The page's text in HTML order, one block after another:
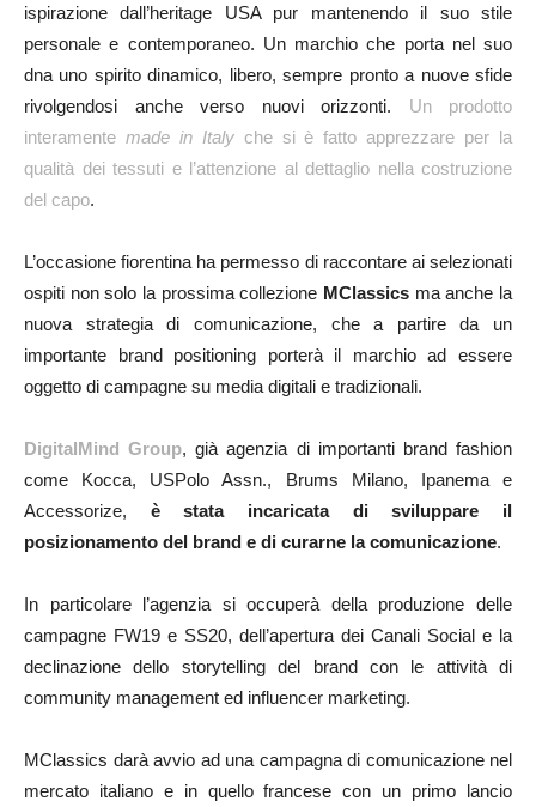
ispirazione dall’heritage USA pur mantenendo il suo stile
personale e contemporaneo. Un marchio che porta nel suo
dna uno spirito dinamico, libero, sempre pronto a nuove sfide
rivolgendosi anche verso nuovi orizzonti. Un prodotto
interamente made in Italyche si è fatto apprezzare per la
qualità dei tessuti e l’attenzione al dettaglio nella costruzione
del capo.
L’occasione fiorentina ha permesso di raccontare ai selezionati
ospiti non solo la prossima collezione MClassics ma anche la
nuova strategia di comunicazione, che a partire da un
importante brand positioning porterà il marchio ad essere
oggetto di campagne su media digitali e tradizionali.
DigitalMind Group, già agenzia di importanti brand fashion
come Kocca, USPolo Assn., Brums Milano, Ipanema e
Accessorize, è stata incaricata di sviluppare il
posizionamento del brand e di curarne la comunicazione.
In particolare l’agenzia si occuperà della produzione delle
campagne FW19 e SS20, dell’apertura dei Canali Social e la
declinazione dello storytelling del brand con le attività di
community management ed influencer marketing.
MClassics darà avvio ad una campagna di comunicazione nel
mercato italiano e in quello francese con un primo lancio